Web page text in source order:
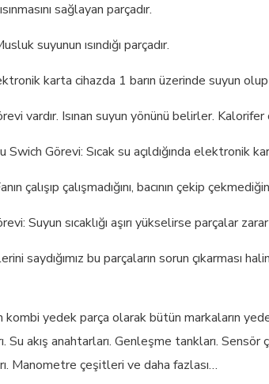
sağlayan parçadır.
suyunun ısındığı parçadır.
karta cihazda 1 barın üzerinde suyun olup
vardır. Isınan suyun yönünü belirler.
Görevi: Sıcak su açıldığında elektronik
çalışıp çalışmadığını, bacının çekip
Suyun sıcaklığı aşırı yükselirse parçalar
saydığımız bu parçaların sorun
yedek parça olarak bütün markaların
Su akış anahtarları. Genleşme tankları.
Manometre çeşitleri ve daha fazlası…